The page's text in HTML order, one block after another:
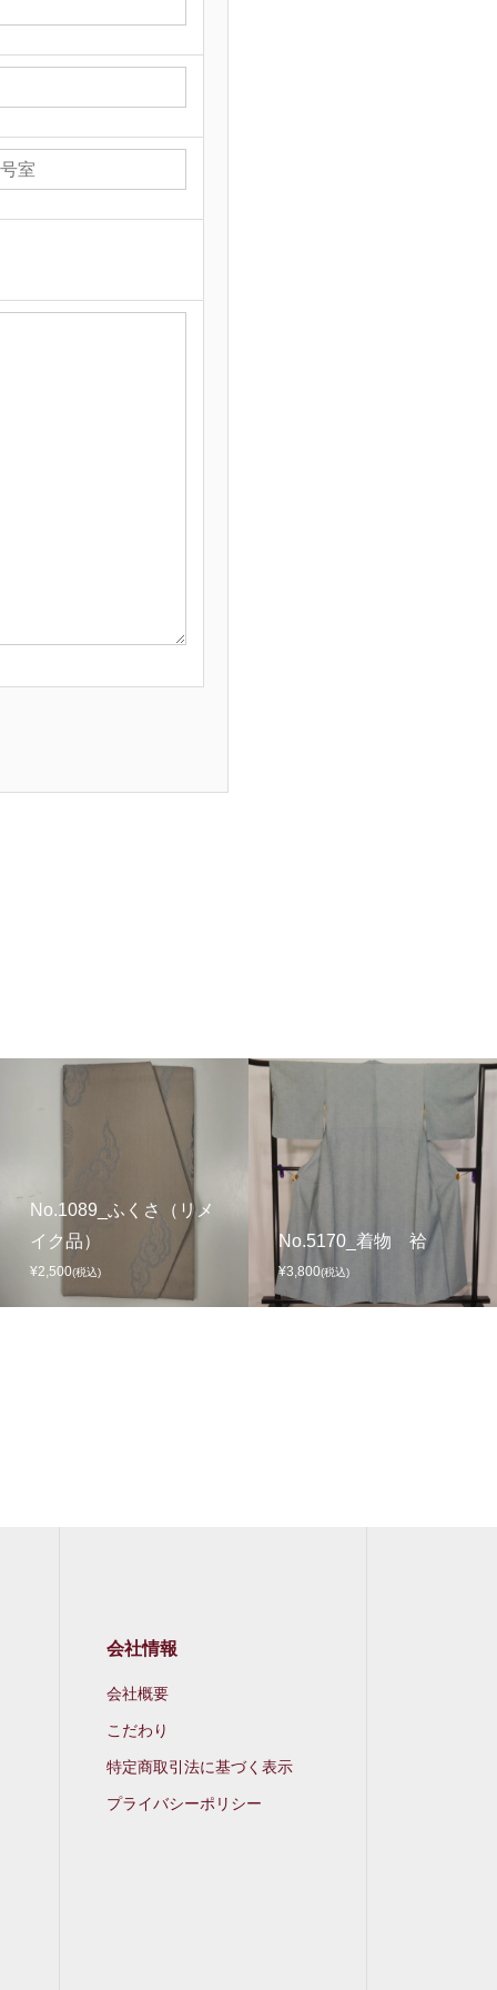
No.1089_ふくさ（リメ
イク品）
¥2,500(税込)
No.5170_着物 袷
¥3,800(税込)
会社情報
会社概要
こだわり
特定商取引法に基づく表示
プライバシーポリシー